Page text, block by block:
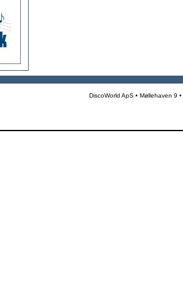
DiscoWorld ApS • Møllehaven 9